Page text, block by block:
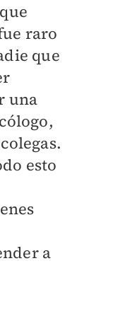
raro
que
una
esto
a